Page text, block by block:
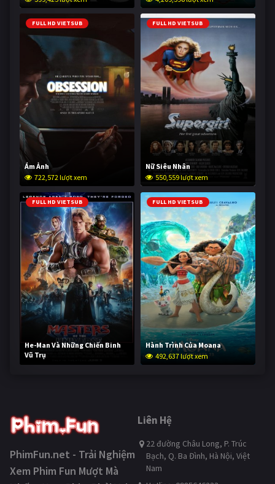
FULL HD VIETSUB
Ám Ảnh
722,572 lượt xem
FULL HD VIETSUB
Nữ Siêu Nhân
550,559 lượt xem
FULL HD VIETSUB
He-Man Và Những Chiến Binh
Vũ Trụ
241,586 lượt xem
FULL HD VIETSUB
Hành Trình Của Moana
492,637 lượt xem
PhimFun.net - Trải Nghiệm
Xem Phim Fun Mượt Mà
Liên Hệ
22 đường Châu Long, P. Trúc
Bạch, Q. Ba Đình, Hà Nội, Việt
Nam